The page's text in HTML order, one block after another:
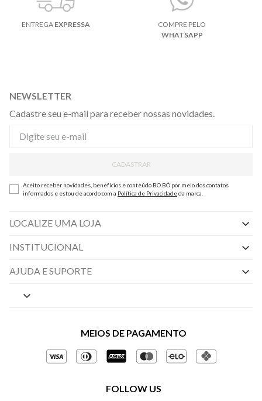
ENTREGA EXPRESSA
COMPRE PELO
WHATSAPP
NEWSLETTER
Cadastre seu e-mail para receber nossas novidades.
CADASTRAR
Aceito receber novidades, benefícios e conteúdo BO.BÔ por meio dos contatos
informados e estou de acordo com a Política de Privacidadeda marca.
LOCALIZE UMA LOJA
INSTITUCIONAL
Nossas Lojas
Políticas de Privacidade
Gestão de Privacidade
Ética e Sustentabilidade
AJUDA E SUPORTE
Central de Preferências
Perguntas frequentes
Regulamentos e Promoções
MEIOS DE PAGAMENTO
FOLLOW US